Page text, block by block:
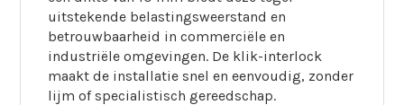
uitstekende belastingsweerstand en
betrouwbaarheid in commerciële en
industriële omgevingen. De klik-interlock
maakt de installatie snel en eenvoudig, zonder
lijm of specialistisch gereedschap.